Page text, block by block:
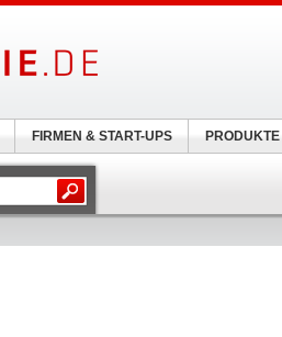
FIRMEN & START-UPS PRODUKTE